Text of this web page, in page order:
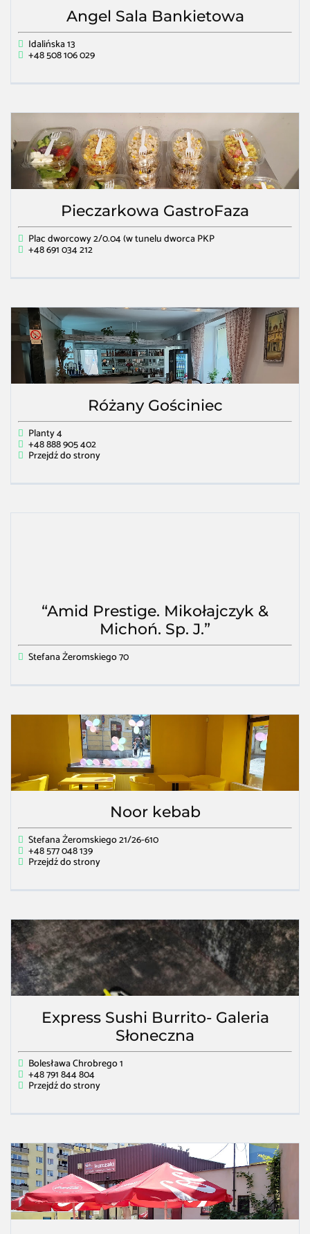
Angel Sala Bankietowa
Idalińska 13
+48 508 106 029
Pieczarkowa GastroFaza
Plac dworcowy 2/0.04 (w tunelu dworca PKP
+48 691 034 212
Różany Gościniec
Planty 4
+48 888 905 402
Przejdź do strony
“Amid Prestige. Mikołajczyk &
Michoń. Sp. J.”
Stefana Żeromskiego 70
Noor kebab
Stefana Żeromskiego 21/26-610
+48 577 048 139
Przejdź do strony
Express Sushi Burrito- Galeria
Słoneczna
Bolesława Chrobrego 1
+48 791 844 804
Przejdź do strony